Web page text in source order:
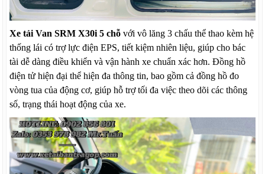
Xe tải Van SRM X30i 5 chỗ với vô lăng 3 chấu thể thao kèm hệ
thống lái có trợ lực điện EPS, tiết kiệm nhiên liệu, giúp cho bác
tài dễ dàng điều khiển và vận hành xe chuẩn xác hơn. Đồng hồ
điện tử hiện đại thể hiện đa thông tin, bao gồm cả đồng hồ đo
vòng tua của động cơ, giúp hỗ trợ tối đa việc theo dõi các thông
số, trạng thái hoạt động của xe.